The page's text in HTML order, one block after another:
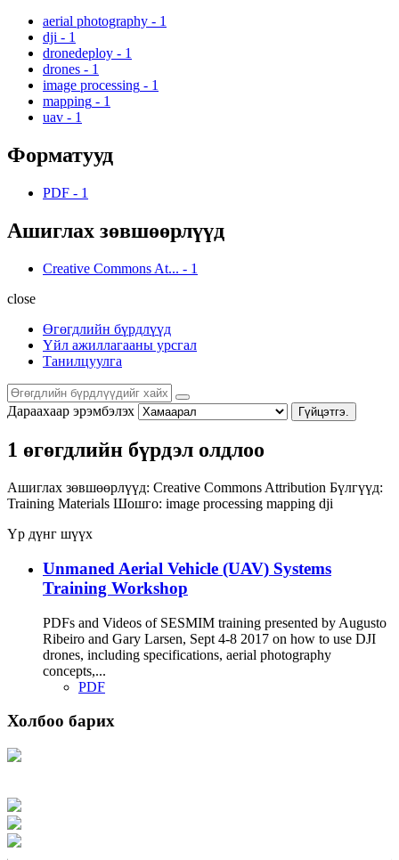
aerial photography - 1
dji - 1
dronedeploy - 1
drones - 1
image processing - 1
mapping - 1
uav - 1
Форматууд
PDF - 1
Ашиглах зөвшөөрлүүд
Creative Commons At... - 1
close
Өгөгдлийн бүрдлүүд
Үйл ажиллагааны урсгал
Танилцуулга
Дараахаар эрэмбэлэх Гүйцэтгэ.
1 өгөгдлийн бүрдэл олдлоо
Ашиглах зөвшөөрлүүд: Creative Commons Attribution Бүлгүүд:
Training Materials Шошго: image processing mapping dji
Үр дүнг шүүх
Unmaned Aerial Vehicle (UAV) Systems
Training Workshop
PDFs and Videos of SESMIM training presented by Augusto
Ribeiro and Gary Larsen, Sept 4-8 2017 on how to use DJI
drones, including specifications, aerial photography
concepts,...
PDF
Холбоо барих